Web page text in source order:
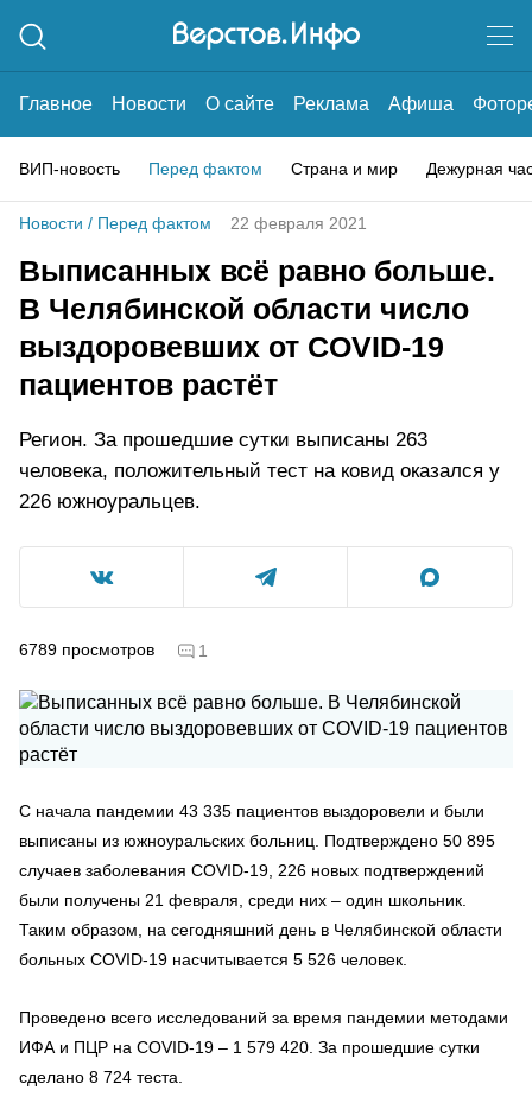
Главное Новости О сайте Реклама Афиша
ВИП-новость Перед фактом Страна и мир Дежурная
Новости / Перед фактом 22 февраля 2021
Выписанных всё равно больше.
В Челябинской области число
выздоровевших от COVID-19
пациентов растёт
Регион. За прошедшие сутки выписаны 263
человека, положительный тест на ковид оказался у
226 южноуральцев.
6789 просмотров 1
С начала пандемии 43 335 пациентов выздоровели и были
выписаны из южноуральских больниц. Подтверждено 50 895
случаев заболевания COVID-19, 226 новых подтверждений
были получены 21 февраля, среди них – один школьник.
Таким образом, на сегодняшний день в Челябинской области
больных COVID-19 насчитывается 5 526 человек.
Проведено всего исследований за время пандемии методами
ИФА и ПЦР на COVID-19 – 1 579 420. За прошедшие сутки
сделано 8 724 теста.